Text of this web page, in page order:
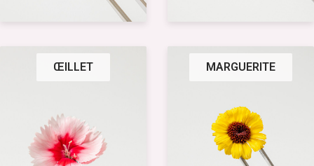
ŒILLET MARGUERITE